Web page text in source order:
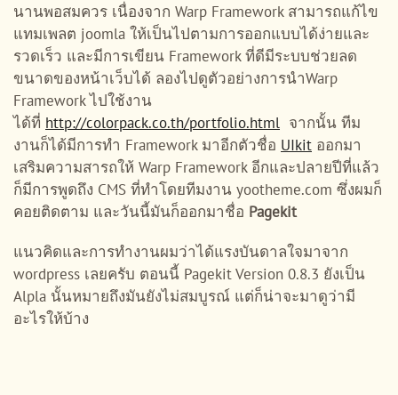
นานพอสมควร เนื่องจาก Warp Framework สามารถแก้ไข
แทมเพลต joomla ให้เป็นไปตามการออกแบบได้ง่ายและ
รวดเร็ว และมีการเขียน Framework ที่ดีมีระบบช่วยลด
ขนาดของหน้าเว็บได้ ลองไปดูตัวอย่างการนำWarp
Framework ไปใช้งาน
ได้ที่ http://colorpack.co.th/portfolio.html จากนั้น ทีม
งานก็ได้มีการทำ Framework มาอีกตัวชื่อ UIkit ออกมา
เสริมความสารถให้ Warp Framework อีกและปลายปีที่แล้ว
ก็มีการพูดถึง CMS ที่ทำโดยทีมงาน yootheme.com ซึ่งผมก็
คอยติดตาม และวันนี้มันก็ออกมาชื่อ Pagekit
แนวคิดและการทำงานผมว่าได้แรงบันดาลใจมาจาก
wordpress เลยครับ ตอนนี้ Pagekit Version 0.8.3 ยังเป็น
Alpla นั้นหมายถึงมันยังไม่สมบูรณ์ แต่ก็น่าจะมาดูว่ามี
อะไรให้บ้าง